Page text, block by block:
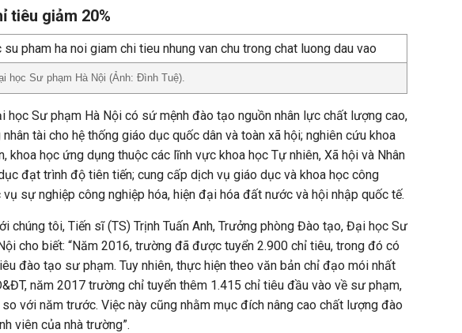
tiêu giảm 20%
học Sư phạm Hà Nội (Ảnh: Đình Tuệ).
học Sư phạm Hà Nội có sứ mệnh đào tạo nguồn nhân lực chất lượng cao,
tài cho hệ thống giáo dục quốc dân và toàn xã hội; nghiên cứu khoa
khoa học ứng dụng thuộc các lĩnh vực khoa học Tự nhiên, Xã hội và Nhân
đạt trình độ tiên tiến; cung cấp dịch vụ giáo dục và khoa học công
vụ sự nghiệp công nghiệp hóa, hiện đại hóa đất nước và hội nhập quốc tế.
chúng tôi, Tiến sĩ (TS) Trịnh Tuấn Anh, Trưởng phòng Đào tạo, Đại học Sư
cho biết: “Năm 2016, trường đã được tuyển 2.900 chỉ tiêu, trong đó có
đào tạo sư phạm. Tuy nhiên, thực hiện theo văn bản chỉ đạo mói nhất
năm 2017 trường chỉ tuyển thêm 1.415 chỉ tiêu đầu vào về sư phạm,
với năm trước. Việc này cũng nhằm mục đích nâng cao chất lượng đào
viên của nhà trường”.